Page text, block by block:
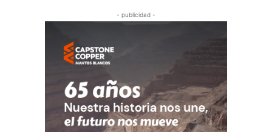
- publicidad -